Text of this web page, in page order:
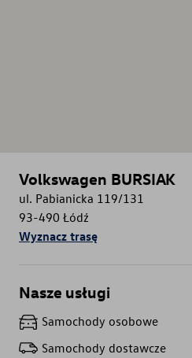
Volkswagen BURSIAK
ul. Pabianicka 119/131
93-490 Łódź
Wyznacz trasę
Nasze usługi
Samochody osobowe
Samochody dostawcze